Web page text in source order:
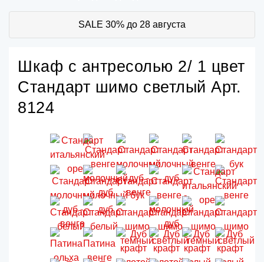
SALE 30% до 28 августа
Шкаф с антресолью 2/ 1 цвет
Стандарт шимо светлый Арт.
8124